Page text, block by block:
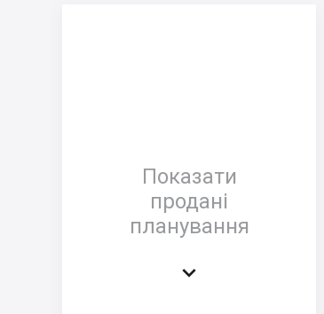
Показати
продані
планування
